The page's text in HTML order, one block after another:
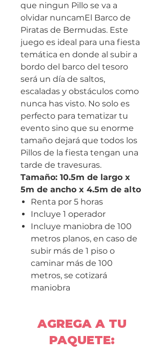
que ningun Pillo se va a
olvidar nuncamEl Barco de
Piratas de Bermudas. Este
juego es ideal para una fiesta
temática en donde al subir a
bordo del barco del tesoro
será un día de saltos,
escaladas y obstáculos como
nunca has visto. No solo es
perfecto para tematizar tu
evento sino que su enorme
tamaño dejará que todos los
Pillos de la fiesta tengan una
tarde de travesuras.
Tamaño: 10.5m de largo x
5m de ancho x 4.5m de alto
Renta por 5 horas
Incluye 1 operador
Incluye maniobra de 100
metros planos, en caso de
subir más de 1 piso o
caminar más de 100
metros, se cotizará
maniobra
AGREGA A TU
PAQUETE: